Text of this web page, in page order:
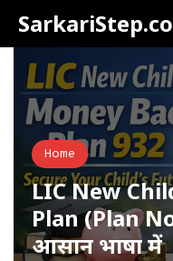
Home
LIC New
Plan (Plan
आसान भाषा में